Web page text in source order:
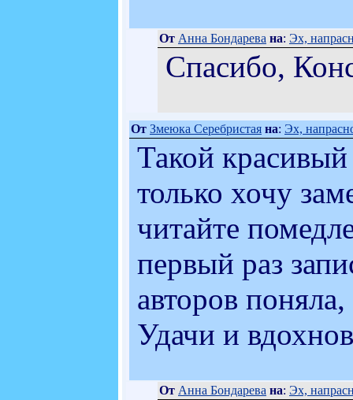
От Анна Бондарева на: Эх,
Спасибо,
От Змеюка Серебристая на: Эх,
Такой
только хочу
читайте
первый раз
авторов
Удачи и
От Анна Бондарева на: Эх,